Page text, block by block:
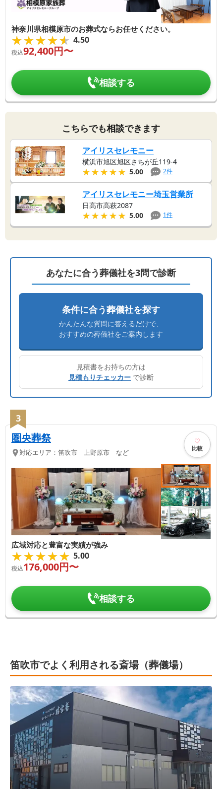
神奈川県相模原市のお葬式ならお任せください。
★★★★★
★★★★★ 4.50
税込92,400円〜
相談する
こちらでも相談できます
アイリスセレモニー
横浜市旭区旭区さちが丘119-4
★★★★★
★★★★★ 5.00 2件
アイリスセレモニー埼玉営業所
日高市高萩2087
★★★★★
★★★★★ 5.00 1件
あなたに合う葬儀社を3問で診断
条件に合う葬儀社を探す
かんたんな質問に答えるだけで、
おすすめの葬儀社をご案内します
見積書をお持ちの方は
見積もりチェッカー で診断
3
圏央葬祭
対応エリア： 笛吹市 上野原市 など 比較
広域対応と豊富な実績が強み
★★★★★
★★★★★ 5.00
税込176,000円〜
相談する
笛吹市でよく利用される斎場（葬儀場）